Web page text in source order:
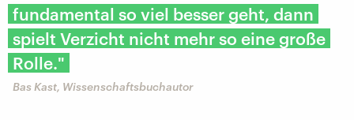
fundamental so viel besser geht, dann
spielt Verzicht nicht mehr so eine große
Rolle."
Bas Kast, Wissenschaftsbuchautor